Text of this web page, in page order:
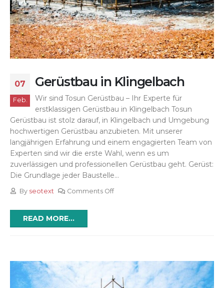
07
Feb.
Gerüstbau in Klingelbach
Wir sind Tosun Gerüstbau – Ihr Experte für
erstklassigen Gerüstbau in Klingelbach Tosun
Gerüstbau ist stolz darauf, in Klingelbach und Umgebung
hochwertigen Gerüstbau anzubieten. Mit unserer
langjährigen Erfahrung und einem engagierten Team von
Experten sind wir die erste Wahl, wenn es um
zuverlässigen und professionellen Gerüstbau geht. Gerüst:
Die Grundlage jeder Baustelle...
By seotext Comments Off
READ MORE...